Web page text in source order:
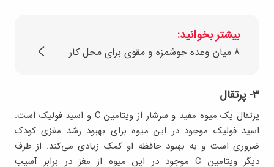
بیشتر بخوانید:
8 میان وعده خوشمزه و مقوی برای محل کار
۳- پرتقال
پرتقال یک میوه مفید و سرشار از ویتامین C و اسید فولیک است.
اسید فولیک موجود در این میوه برای بهبود رشد مغزی کودک
ضروری است و به بهبود حافظه او کمک زیادی می‌کند. از طرف
دیگر ویتامین C موجود در این میوه از مغز در برابر آسیب